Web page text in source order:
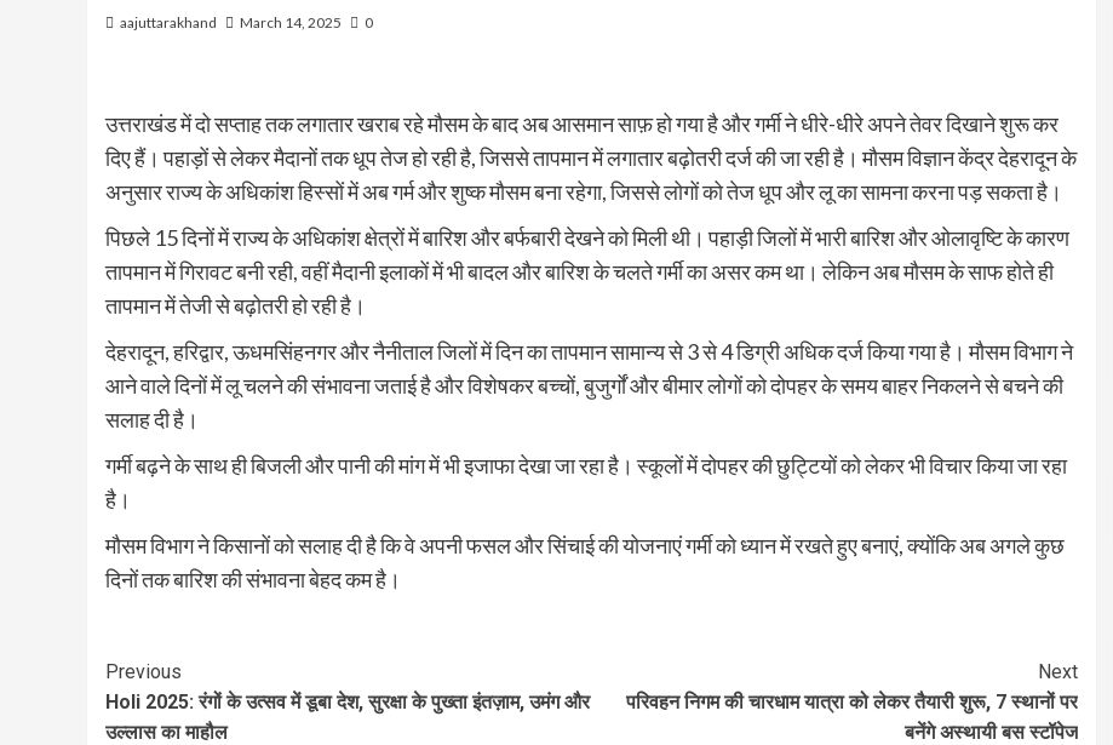
aajuttarakhand March 14, 2025 0
उत्तराखंड में दो सप्ताह तक लगातार खराब रहे मौसम के बाद अब आसमान साफ़ हो गया है और गर्मी ने धीरे-धीरे अपने तेवर दिखाने शुरू कर
दिए हैं। पहाड़ों से लेकर मैदानों तक धूप तेज हो रही है, जिससे तापमान में लगातार बढ़ोतरी दर्ज की जा रही है। मौसम विज्ञान केंद्र देहरादून के
अनुसार राज्य के अधिकांश हिस्सों में अब गर्म और शुष्क मौसम बना रहेगा, जिससे लोगों को तेज धूप और लू का सामना करना पड़ सकता है।
पिछले 15 दिनों में राज्य के अधिकांश क्षेत्रों में बारिश और बर्फबारी देखने को मिली थी। पहाड़ी जिलों में भारी बारिश और ओलावृष्टि के कारण
तापमान में गिरावट बनी रही, वहीं मैदानी इलाकों में भी बादल और बारिश के चलते गर्मी का असर कम था। लेकिन अब मौसम के साफ होते ही
तापमान में तेजी से बढ़ोतरी हो रही है।
देहरादून, हरिद्वार, ऊधमसिंहनगर और नैनीताल जिलों में दिन का तापमान सामान्य से 3 से 4 डिग्री अधिक दर्ज किया गया है। मौसम विभाग ने
आने वाले दिनों में लू चलने की संभावना जताई है और विशेषकर बच्चों, बुजुर्गों और बीमार लोगों को दोपहर के समय बाहर निकलने से बचने की
सलाह दी है।
गर्मी बढ़ने के साथ ही बिजली और पानी की मांग में भी इजाफा देखा जा रहा है। स्कूलों में दोपहर की छुट्टियों को लेकर भी विचार किया जा रहा
है।
मौसम विभाग ने किसानों को सलाह दी है कि वे अपनी फसल और सिंचाई की योजनाएं गर्मी को ध्यान में रखते हुए बनाएं, क्योंकि अब अगले कुछ
दिनों तक बारिश की संभावना बेहद कम है।
Continue
Reading
Previous
Holi 2025: रंगों के उत्सव में डूबा देश, सुरक्षा के पुख्ता इंतज़ाम, उमंग और
उल्लास का माहौल
Next
परिवहन निगम की चारधाम यात्रा को लेकर तैयारी शुरू, 7 स्थानों पर
बनेंगे अस्थायी बस स्टॉपेज